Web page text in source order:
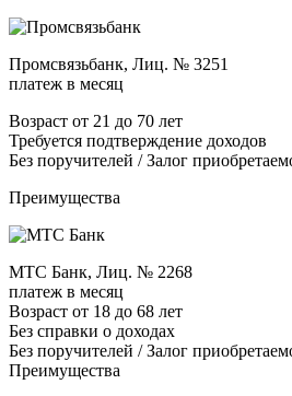
Промсвязьбанк, Лиц. № 3251
платеж в месяц
Возраст от 21 до 70 лет
Требуется подтверждение доходов
Без поручителей / Залог
Преимущества
МТС Банк, Лиц. № 2268
платеж в месяц
Возраст от 18 до 68 лет
Без справки о доходах
Без поручителей / Залог
Преимущества